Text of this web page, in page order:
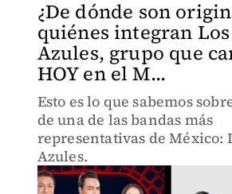
¿De dónde son
quiénes integran
Azules, grupo que
HOY en el M...
Esto es lo que sabemos
de una de las bandas más
representativas de México:
Azules.